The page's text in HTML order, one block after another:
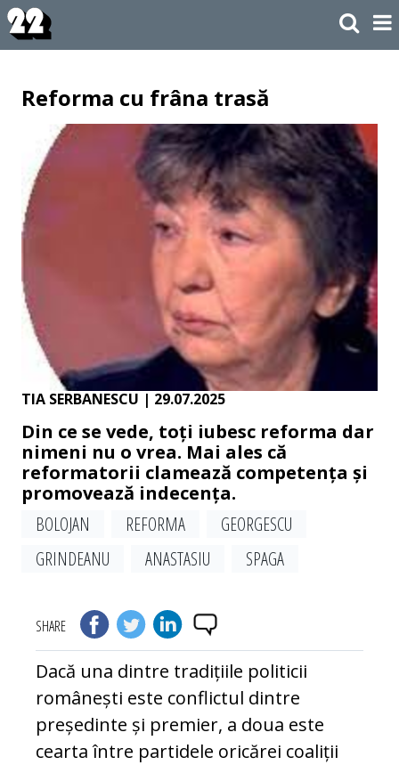
Reforma cu frâna trasă
TIA SERBANESCU | 29.07.2025
Din ce se vede, toți iubesc reforma dar
nimeni nu o vrea. Mai ales că
reformatorii clamează competența și
promovează indecența.
BOLOJAN
REFORMA
GEORGESCU
GRINDEANU
ANASTASIU SPAGA
SHARE
Dacă una dintre tradițiile politicii
românești este conflictul dintre
președinte și premier, a doua este
cearta între partidele oricărei coaliții